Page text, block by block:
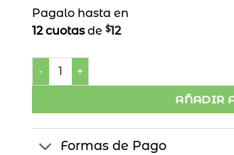
Pagalo hasta en
12 cuotasde $12
Paraguas de Niños c/ Dibujos cantidad
AÑADIR
Formas de Pago